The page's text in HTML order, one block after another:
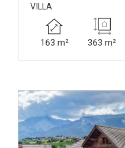
VILLA
163 m² 363 m²